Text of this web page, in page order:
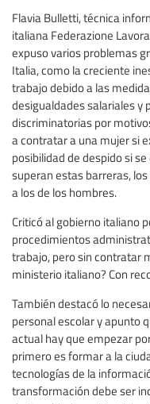
Flavia Bulletti, técnica
italiana Federazione
expuso varios problemas
Italia, como la creciente
trabajo debido a las
desigualdades salariales y
discriminatorias por
a contratar a una mujer si
posibilidad de despido si
superan estas barreras,
a los de los hombres.
Criticó al gobierno italiano
procedimientos
trabajo, pero sin contratar
ministerio italiano? Con
También destacó lo
personal escolar y apunto
actual hay que empezar
primero es formar a la
tecnologías de la
transformación debe ser